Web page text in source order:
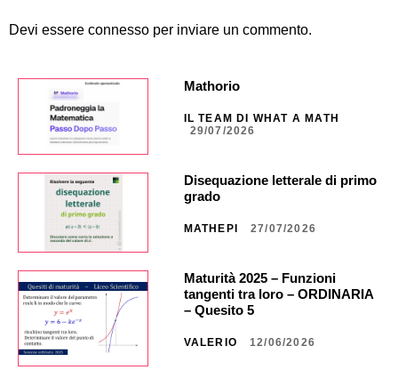
Devi essere connesso per inviare un commento.
Mathorio
IL TEAM DI WHAT A MATH
29/07/2026
Disequazione letterale di primo
grado
MATHEPI 27/07/2026
Maturità 2025 – Funzioni
tangenti tra loro – ORDINARIA
– Quesito 5
VALERIO 12/06/2026